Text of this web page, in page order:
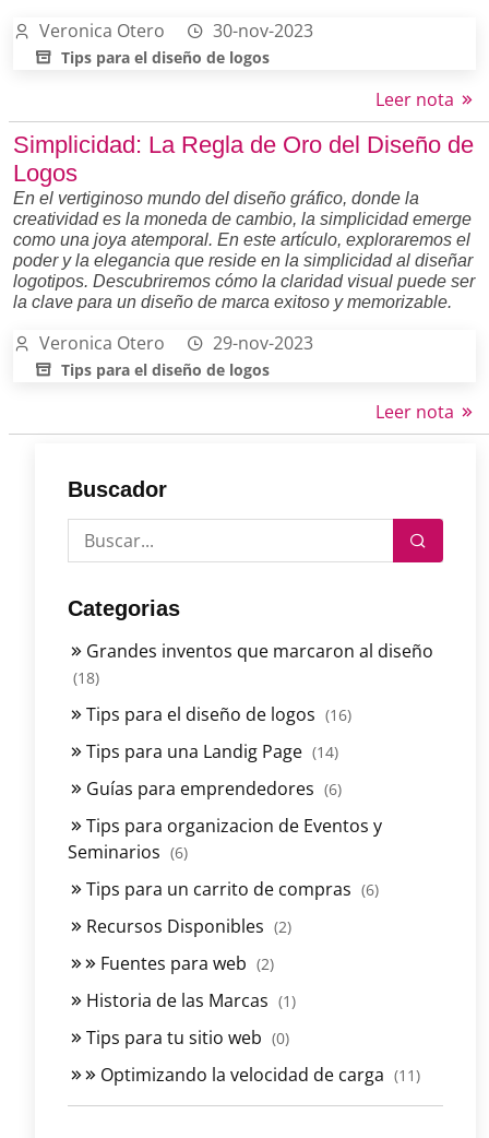
Buscador
Categorias
Grandes inventos que marcaron al diseño
(18)
Tips para el diseño de logos (16)
Tips para una Landig Page (14)
Guías para emprendedores (6)
Tips para organizacion de Eventos y
Seminarios (6)
Tips para un carrito de compras (6)
Recursos Disponibles (2)
Fuentes para web (2)
Historia de las Marcas (1)
Tips para tu sitio web (0)
Optimizando la velocidad de carga (11)
Veronica Otero 30-nov-2023
Tips para el diseño de logos
Leer nota
Simplicidad: La Regla de Oro del Diseño de
Logos
En el vertiginoso mundo del diseño gráfico, donde la
creatividad es la moneda de cambio, la simplicidad emerge
como una joya atemporal. En este artículo, exploraremos el
poder y la elegancia que reside en la simplicidad al diseñar
logotipos. Descubriremos cómo la claridad visual puede ser
la clave para un diseño de marca exitoso y memorizable.
Veronica Otero 29-nov-2023
Tips para el diseño de logos
Leer nota